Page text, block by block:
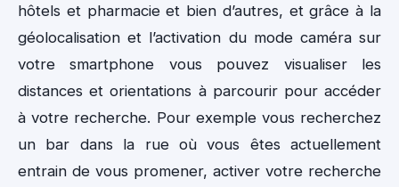
hôtels et pharmacie et bien d’autres, et grâce à la
géolocalisation et l’activation du mode caméra sur
votre smartphone vous pouvez visualiser les
distances et orientations à parcourir pour accéder
à votre recherche. Pour exemple vous recherchez
un bar dans la rue où vous êtes actuellement
entrain de vous promener, activer votre recherche